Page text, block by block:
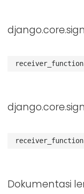
receiver_function
receiver_function
Dokumentasi